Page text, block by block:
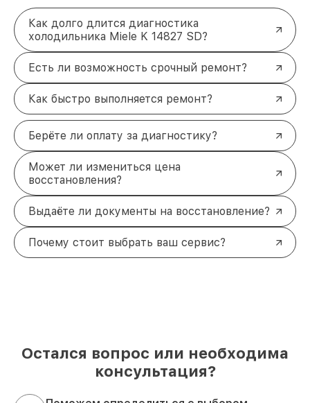
Как долго длится диагностика
холодильника Miele K 14827 SD?
Есть ли возможность срочный ремонт?
Как быстро выполняется ремонт?
Берёте ли оплату за диагностику?
Может ли измениться цена
восстановления?
Выдаёте ли документы на восстановление?
Почему стоит выбрать ваш сервис?
Остался вопрос или необходима
консультация?